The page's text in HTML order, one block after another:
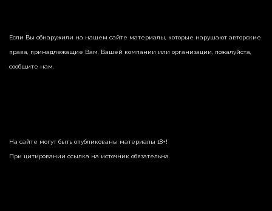
Если Вы обнаружили на нашем сайте материалы, которые нарушают авторские
права, принадлежащие Вам, Вашей компании или организации, пожалуйста,
сообщите нам.
На сайте могут быть опубликованы материалы 18+!
При цитировании ссылка на источник обязательна.